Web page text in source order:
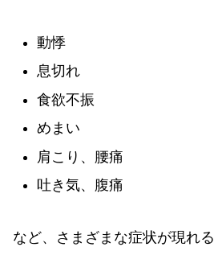
動悸
息切れ
食欲不振
めまい
肩こり、腰痛
吐き気、腹痛
など、さまざまな症状が現れ